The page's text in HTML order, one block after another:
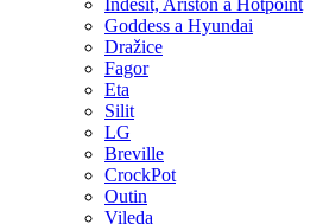
Indesit, Ariston a Hotpoint
Goddess a Hyundai
Dražice
Fagor
Eta
Silit
LG
Breville
CrockPot
Outin
Vileda